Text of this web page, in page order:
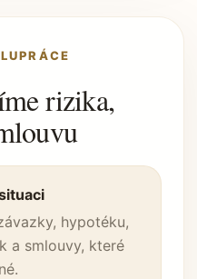
rizika,
hypotéku,
a smlouvy, které